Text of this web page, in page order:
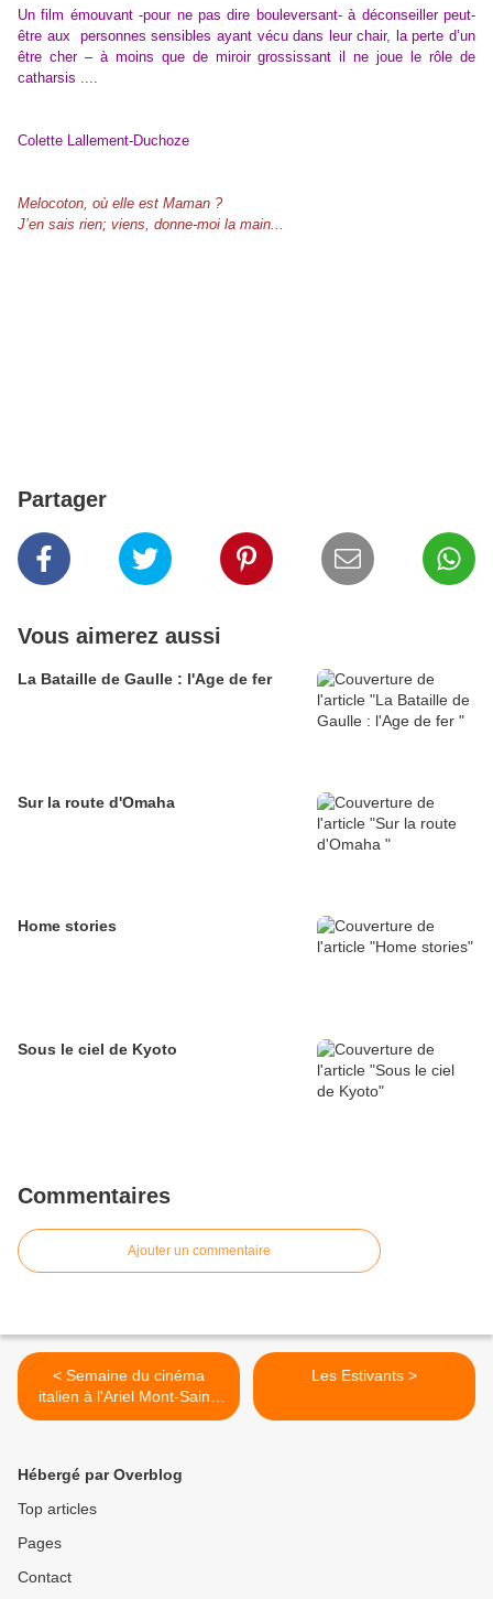
Un film émouvant -pour ne pas dire bouleversant- à déconseiller peut-
être aux personnes sensibles ayant vécu dans leur chair, la perte d’un
être cher – à moins que de miroir grossissant il ne joue le rôle de
catharsis ....
Colette Lallement-Duchoze
Melocoton, où elle est Maman ?
J’en sais rien; viens, donne-moi la main...
Partager
Vous aimerez aussi
La Bataille de Gaulle : l'Age de fer
Sur la route d'Omaha
Home stories
Sous le ciel de Kyoto
Commentaires
Ajouter un commentaire
< Semaine du cinéma
italien à l'Ariel Mont-Saint-
Aignan
Les Estivants >
Hébergé par Overblog
Top articles
Pages
Contact